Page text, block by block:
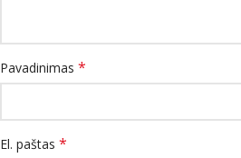
Pavadinimas *
El. paštas *